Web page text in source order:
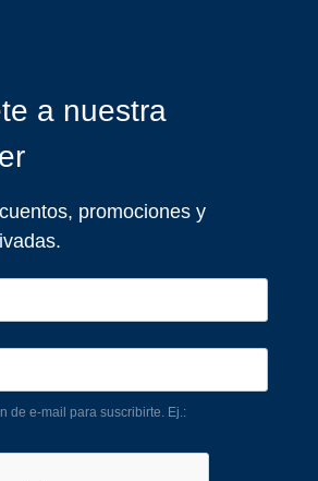
a nuestra
promociones y
de e-mail para suscribirte. Ej.: